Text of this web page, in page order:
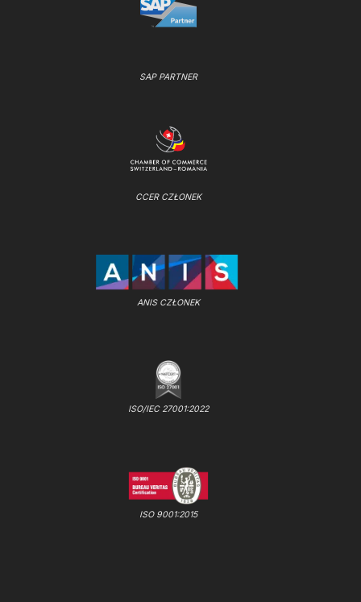
SAP PARTNER
CCER CZŁONEK
ANIS CZŁONEK
ISO/IEC 27001:2022
ISO 9001:2015